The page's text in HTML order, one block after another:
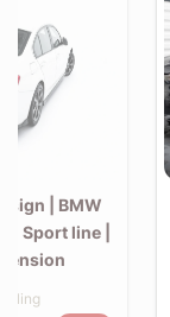
| BMW
Sport line |